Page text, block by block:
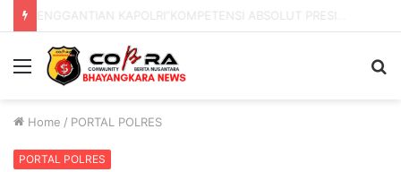
Menu
Home / PORTAL POLRES
PORTAL POLRES